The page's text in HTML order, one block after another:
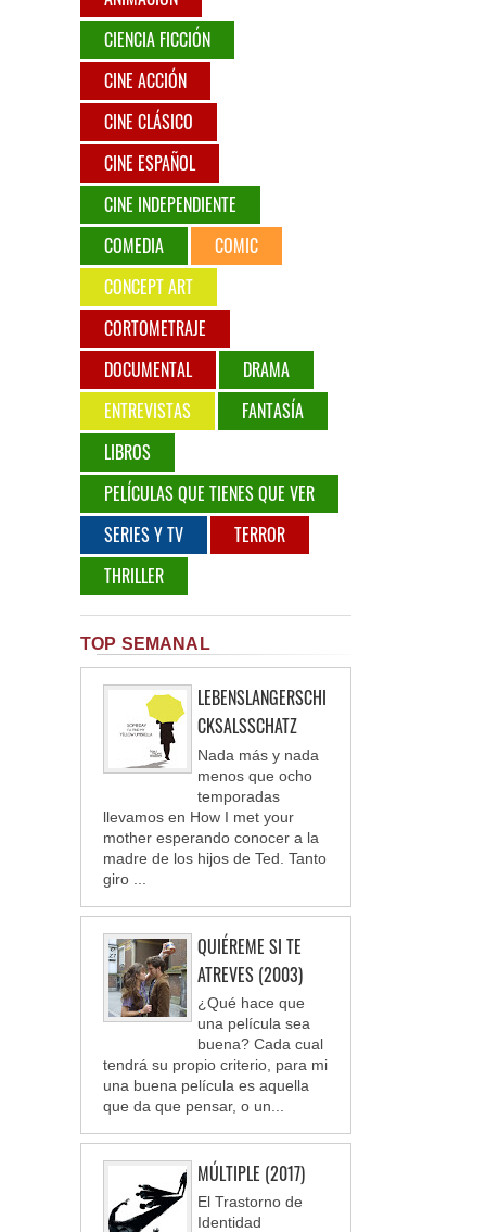
CIENCIA FICCIÓN
CINE ACCIÓN
CINE CLÁSICO
CINE ESPAÑOL
CINE INDEPENDIENTE
COMEDIA
COMIC
CONCEPT ART
CORTOMETRAJE
DOCUMENTAL
DRAMA
ENTREVISTAS
FANTASÍA
LIBROS
PELÍCULAS QUE TIENES QUE VER
SERIES Y TV
TERROR
THRILLER
TOP SEMANAL
LEBENSLANGERSCHI
CKSALSSCHATZ
Nada más y nada
menos que ocho
temporadas
llevamos en How I met your
mother esperando conocer a la
madre de los hijos de Ted. Tanto
giro ...
QUIÉREME SI TE
ATREVES (2003)
¿Qué hace que
una película sea
buena? Cada cual
tendrá su propio criterio, para mi
una buena película es aquella
que da que pensar, o un...
MÚLTIPLE (2017)
El Trastorno de
Identidad